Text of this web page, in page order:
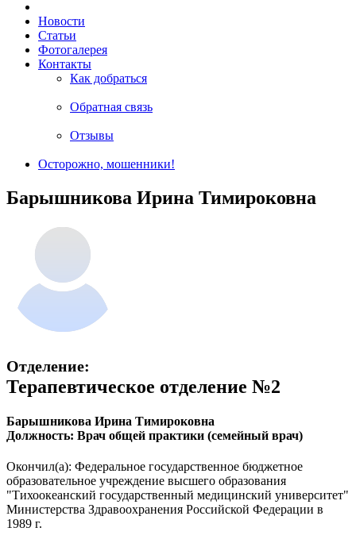
Новости
Статьи
Фотогалерея
Контакты
Как добраться
Обратная связь
Отзывы
Осторожно, мошенники!
Барышникова Ирина Тимироковна
Отделение:
Терапевтическое отделение №2
Барышникова Ирина Тимироковна
Должность: Врач общей практики (семейный врач)
Окончил(а): Федеральное государственное бюджетное
образовательное учреждение высшего образования
"Тихоокеанский государственный медицинский университет"
Министерства Здравоохранения Российской Федерации в
1989 г.